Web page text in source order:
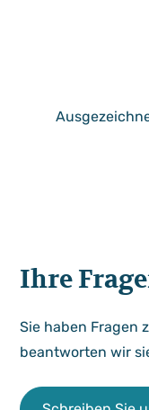
Ihre
Sie haben Fragen
beantworten wir